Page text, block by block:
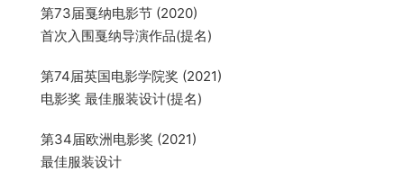
第73届戛纳电影节 (2020)
首次入围戛纳导演作品(提名)
第74届英国电影学院奖 (2021)
电影奖 最佳服装设计(提名)
第34届欧洲电影奖 (2021)
最佳服装设计